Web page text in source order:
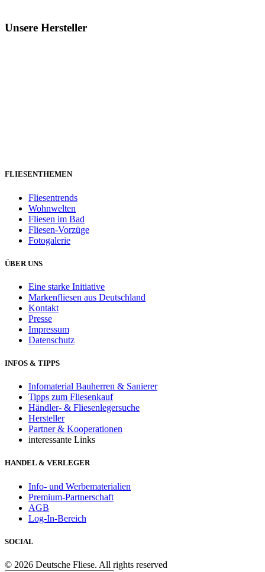
Unsere Hersteller
FLIESENTHEMEN
Fliesentrends
Wohnwelten
Fliesen im Bad
Fliesen-Vorzüge
Fotogalerie
ÜBER UNS
Eine starke Initiative
Markenfliesen aus Deutschland
Kontakt
Presse
Impressum
Datenschutz
INFOS & TIPPS
Infomaterial Bauherren & Sanierer
Tipps zum Fliesenkauf
Händler- & Fliesenlegersuche
Hersteller
Partner & Kooperationen
interessante Links
HANDEL & VERLEGER
Info- und Werbematerialien
Premium-Partnerschaft
AGB
Log-In-Bereich
SOCIAL
© 2026 Deutsche Fliese. All rights reserved